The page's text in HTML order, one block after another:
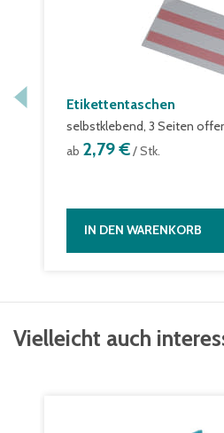
Etikettentaschen
selbstklebend, 3 Seiten
ab 2,79 €/ Stk.
IN DEN WARENKORB
Vielleicht auch